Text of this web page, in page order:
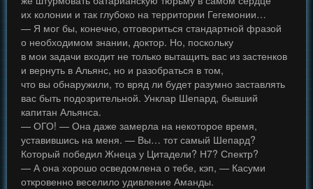
их колонии и так глубоко на территории Гегемонии…
— Я мог бы, конечно, отговориться стандартной фразой
о необходимом знании, доктор. Но, поскольку
в мои задачи входит не только вытащить вас из застенков
и вернуть в Альянс, но и разобраться в том,
что вы обнаружили, то вряд ли будет разумно заставлять
вас быть подозрительной. Унклар Шепард, бывший
капитан Альянса.
— ОГО! — Она даже замерла на некоторое время,
уставившись на меня. — Вы… тот самый Шепард?
Который победил Жнеца у Цитадели? Н7? Спектр?
— А она хорошо осведомлена о тебе, кэп, — Касуми
откровенно веселило удивление Аманды.